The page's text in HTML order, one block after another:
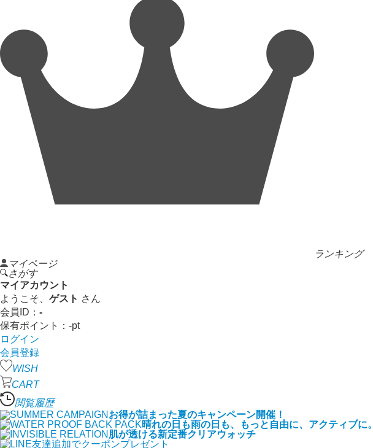
ランキング
マイページ
さがす
マイアカウント
ようこそ、 ゲスト さん
会員ID： -
保有ポイント： -pt
ログイン
会員登録
WISH
CART
閲覧履歴
お得が詰まった夏のキャンペーン開催！
晴れの日も雨の日も、もっと自由に、アクティブに。
肌が透ける新定番クリアウォッチ